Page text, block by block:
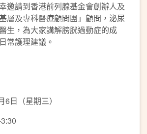
邀請到香港前列腺基金會創辦人及
層及專科醫療顧問團」顧問，泌尿
生，為大家講解膀胱過動症的成
常護理建議。
日（星期三）